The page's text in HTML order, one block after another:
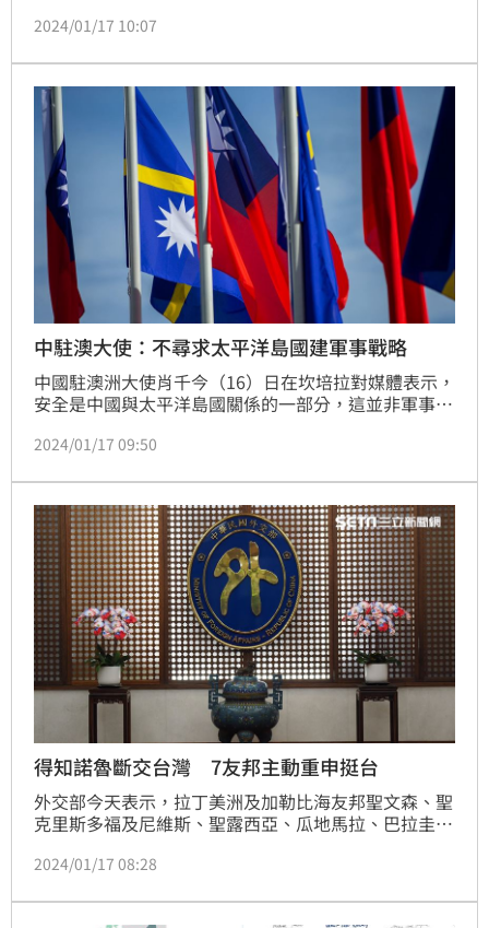
當地進行建設計畫。
2024/01/17 10:07
中駐澳大使：不尋求太平洋島國建軍事戰略
中國駐澳洲大使肖千今（16）日在坎培拉對媒體表示，
安全是中國與太平洋島國關係的一部分，這並非軍事安
秩序的戰略。
2024/01/17 09:50
得知諾魯斷交台灣 7友邦主動重申挺台
外交部今天表示，拉丁美洲及加勒比海友邦聖文森、聖
克里斯多福及尼維斯、聖露西亞、瓜地馬拉、巴拉圭、
2758號決議與台灣斷交後，均主動公開表達堅定維繫
2024/01/17 08:28